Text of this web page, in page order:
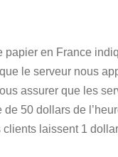
papier en France
le serveur nous
assurer que les
50 dollars de
laissent 1